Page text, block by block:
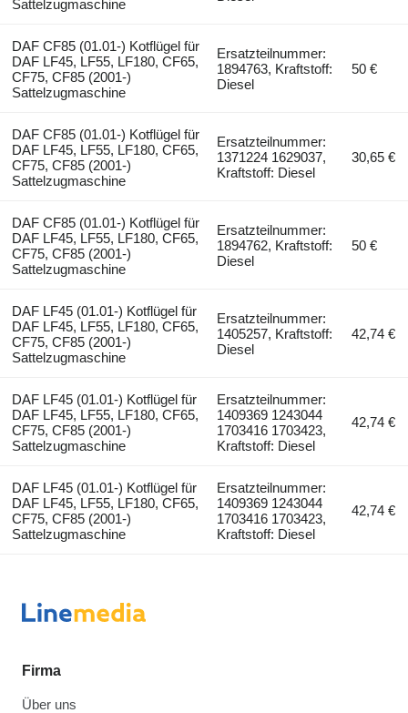
Sattelzugmaschine
DAF CF85 (01.01-) Kotflügel für
DAF LF45, LF55, LF180, CF65,
CF75, CF85 (2001-)
Sattelzugmaschine
Ersatzteilnummer:
1894763, Kraftstoff:
Diesel
50 €
DAF CF85 (01.01-) Kotflügel für
DAF LF45, LF55, LF180, CF65,
CF75, CF85 (2001-)
Sattelzugmaschine
Ersatzteilnummer:
1371224 1629037,
Kraftstoff: Diesel
30,65 €
DAF CF85 (01.01-) Kotflügel für
DAF LF45, LF55, LF180, CF65,
CF75, CF85 (2001-)
Sattelzugmaschine
Ersatzteilnummer:
1894762, Kraftstoff:
Diesel
50 €
DAF LF45 (01.01-) Kotflügel für
DAF LF45, LF55, LF180, CF65,
CF75, CF85 (2001-)
Sattelzugmaschine
Ersatzteilnummer:
1405257, Kraftstoff:
Diesel
42,74 €
DAF LF45 (01.01-) Kotflügel für
DAF LF45, LF55, LF180, CF65,
CF75, CF85 (2001-)
Sattelzugmaschine
Ersatzteilnummer:
1409369 1243044
1703416 1703423,
Kraftstoff: Diesel
42,74 €
DAF LF45 (01.01-) Kotflügel für
DAF LF45, LF55, LF180, CF65,
CF75, CF85 (2001-)
Sattelzugmaschine
Ersatzteilnummer:
1409369 1243044
1703416 1703423,
Kraftstoff: Diesel
42,74 €
Firma
Über uns